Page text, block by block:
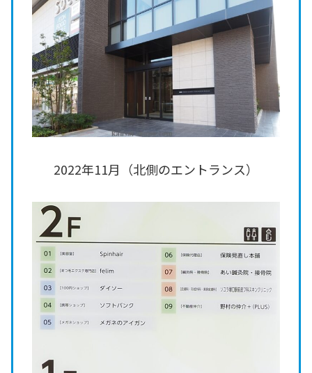
2022年11月（北側のエントランス）